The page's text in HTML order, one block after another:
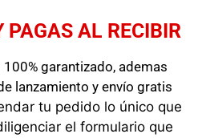
PAGAS AL RECIBIR
garantizado, ademas
lanzamiento y envío gratis
tu pedido lo único que
el formulario que